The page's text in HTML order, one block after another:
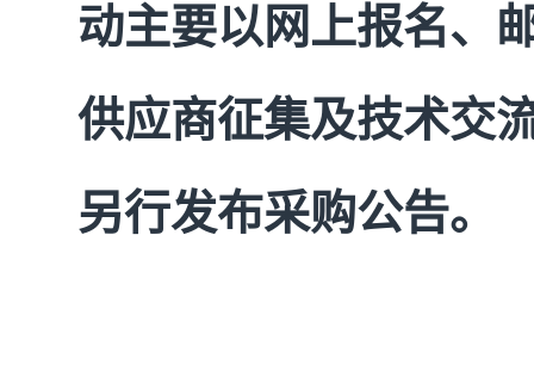
动主要以网上报名、
供应商征集及技术交
另行发布采购公告。